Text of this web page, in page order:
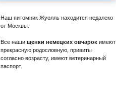
Наш питомник Жуолль находится недалеко
от Москвы.
Все наши щенки немецких овчарок имеют
прекрасную родословную, привиты
согласно возрасту, имеют ветеринарный
паспорт.